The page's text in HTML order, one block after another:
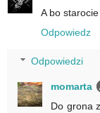
A bo
Odpowiedz
Odpowiedzi
momarta
Do grona